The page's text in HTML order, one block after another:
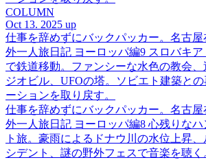
COLUMN
Oct 13. 2025 up
仕事を辞めずにバックパッカー。名古
外一人旅日記 ヨーロッパ編9 スロバキア
で鉄道移動。ファンシーな水色の教会
ジオビル、UFOの塔。ソビエト建築と
ーションを取り戻す。
仕事を辞めずにバックパッカー。名古
外一人旅日記 ヨーロッパ編8 心残りな
ト旅。豪雨によるドナウ川の水位上昇
シデント、謎の野外フェスで音楽を聴く